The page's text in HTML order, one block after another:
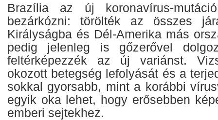
Brazília az új koronavírus-
bezárkózni: törölték az összes
Királyságba és Dél-Amerika más
pedig jelenleg is gőzerővel
feltérképezzék az új variánst.
okozott betegség lefolyását és a
sokkal gyorsabb, mint a korábbi
egyik oka lehet, hogy erősebben
emberi sejtekhez.